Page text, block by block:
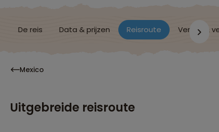
De reis Data & prijzen Reisroute Verblijf &
Mexico
Uitgebreide reisroute